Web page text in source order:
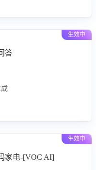
生效中
答
生效中
家电-[VOC AI]